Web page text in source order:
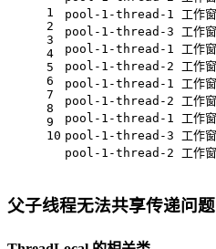
1
2
3
4
5
6
7
8
9
10
父子线程无法共享传递问题